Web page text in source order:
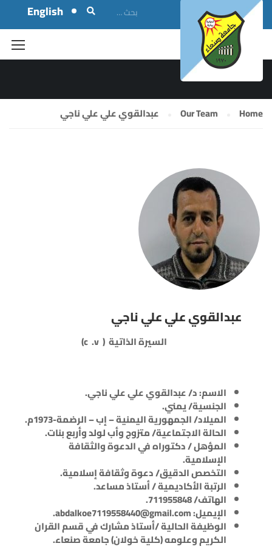
English
OUR TEAM
Home
Our Team عبدالقوي علي علي ناجي
عبدالقوي علي علي ناجي
السيرة الذاتية ( c .v
)
الاسم: د/ عبدالقوي علي علي ناجي.
الجنسية/ يمني.
الميلاد/ الجمهورية اليمنية – إب – الرضمة-1973م.
الحالة الاجتماعية/ متزوج وأب لولد وأربع بنات.
المؤهل / دكتوراه في الدعوة والثقافة
الإسلامية.
التخصص الدقيق/ دعوة وثقافة إسلامية.
الرتبة الأكاديمية / أستاذ مساعد.
الهاتف/ 711955848.
الإيميل:abdalkoe7119558440@gmail.com.
الوظيفة الحالية /أستاذ مشارك في قسم القران
الكريم وعلومه (كلية خولان) جامعة صنعاء.